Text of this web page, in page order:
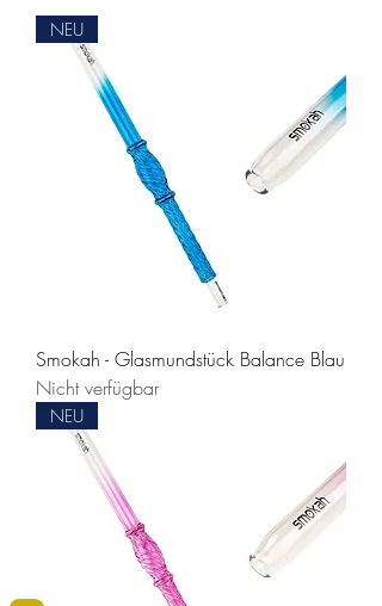
NEU
Smokah - Glasmundstück Balance Blau
Nicht verfügbar
NEU